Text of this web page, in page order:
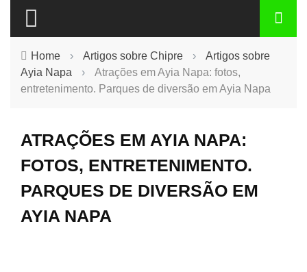
Home › Artigos sobre Chipre ›
Artigos sobre
Ayia Napa
›
Atrações em Ayia Napa: fotos,
entretenimento. Parques de diversão em Ayia Napa
ATRAÇÕES EM AYIA NAPA:
FOTOS, ENTRETENIMENTO.
PARQUES DE DIVERSÃO EM
AYIA NAPA